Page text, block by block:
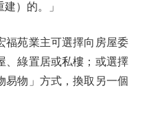
）的。」
苑業主可選擇向房屋委
、綠置居或私樓；或選擇
易物」方式，換取另一個